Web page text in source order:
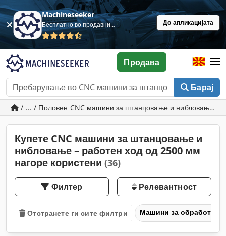
Machineseeker
Бесплатно во продавница До апликацијата
Барај
Продава
/ ... / Половен CNC машини за штанцовање и нибловање –
Купете CNC машини за штанцовање и
нибловање – работен ход од 2500 мм
нагоре користени (36)
Филтер Релевантност
Отстранете ги сите филтри Машини за обработка